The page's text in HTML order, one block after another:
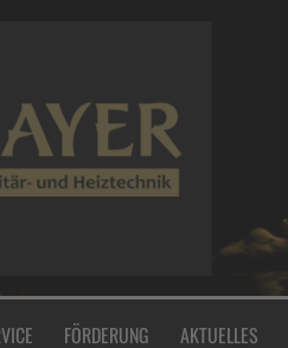
FÖRDERUNG AKTUELLES